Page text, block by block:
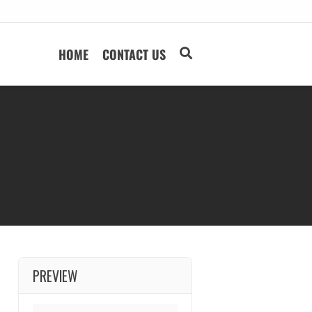
HOME CONTACT US
PREVIEW